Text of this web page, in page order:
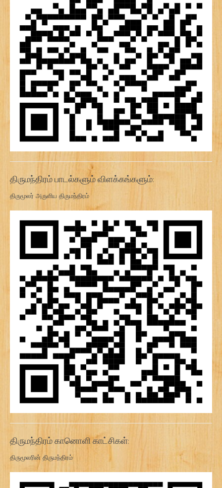
திருமந்திரம் பாடல்களும் விளக்கங்களும்:
திருமூலர் அருளிய திருமந்திரம்
திருமந்திரம் கானொளி காட்சிகள்:
திருமூலரின் திருமந்திரம்